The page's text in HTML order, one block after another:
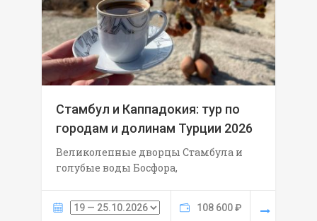
Стамбул и Каппадокия: тур по
городам и долинам Турции 2026
Великолепные дворцы Стамбула и
голубые воды Босфора,
108 600 ₽